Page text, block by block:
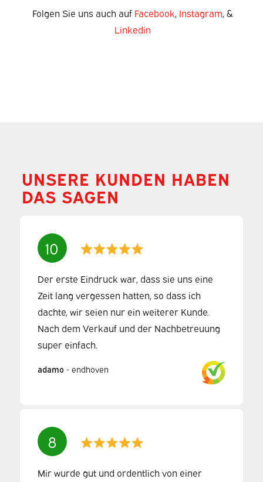
Folgen Sie uns auch auf Facebook, Instagram, &
Linkedin
UNSERE KUNDEN HABEN
DAS SAGEN
10
Der erste Eindruck war, dass sie uns eine
Zeit lang vergessen hatten, so dass ich
dachte, wir seien nur ein weiterer Kunde.
Nach dem Verkauf und der Nachbetreuung
super einfach.
adamo - endhoven
8
Mir wurde gut und ordentlich von einer